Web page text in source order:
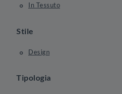
In Tessuto
Stile
Design
Tipologia